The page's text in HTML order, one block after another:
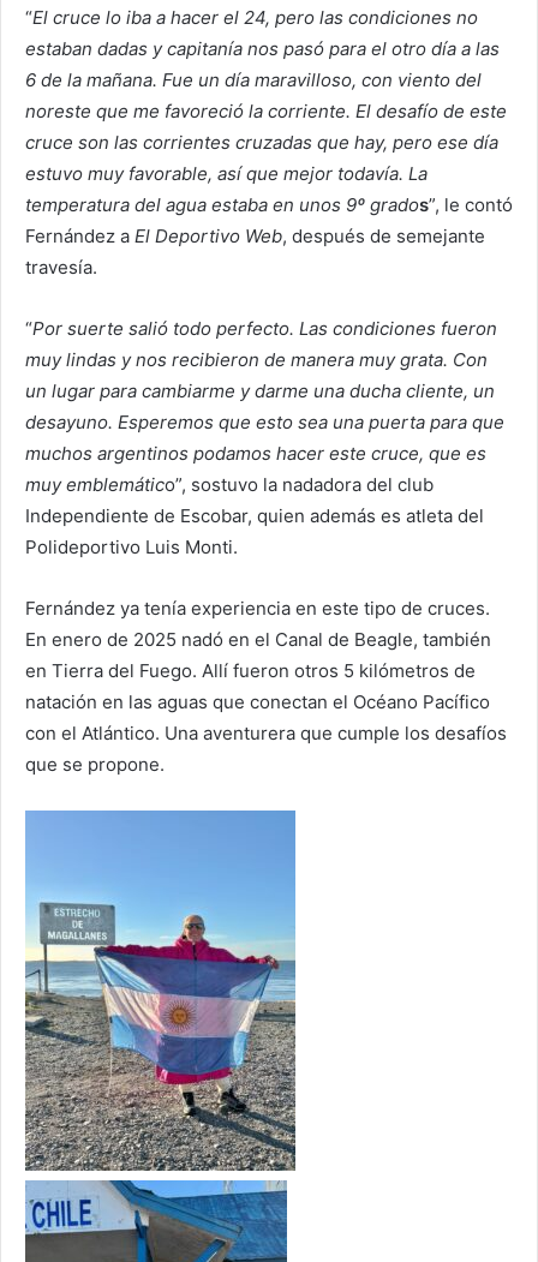
“El cruce lo iba a hacer el 24, pero las condiciones no
estaban dadas y capitanía nos pasó para el otro día a las
6 de la mañana. Fue un día maravilloso, con viento del
noreste que me favoreció la corriente. El desafío de este
cruce son las corrientes cruzadas que hay, pero ese día
estuvo muy favorable, así que mejor todavía. La
temperatura del agua estaba en unos 9º grados”, le contó
Fernández a El Deportivo Web, después de semejante
travesía.
“Por suerte salió todo perfecto. Las condiciones fueron
muy lindas y nos recibieron de manera muy grata. Con
un lugar para cambiarme y darme una ducha cliente, un
desayuno. Esperemos que esto sea una puerta para que
muchos argentinos podamos hacer este cruce, que es
muy emblemático”, sostuvo la nadadora del club
Independiente de Escobar, quien además es atleta del
Polideportivo Luis Monti.
Fernández ya tenía experiencia en este tipo de cruces.
En enero de 2025 nadó en el Canal de Beagle, también
en Tierra del Fuego. Allí fueron otros 5 kilómetros de
natación en las aguas que conectan el Océano Pacífico
con el Atlántico. Una aventurera que cumple los desafíos
que se propone.